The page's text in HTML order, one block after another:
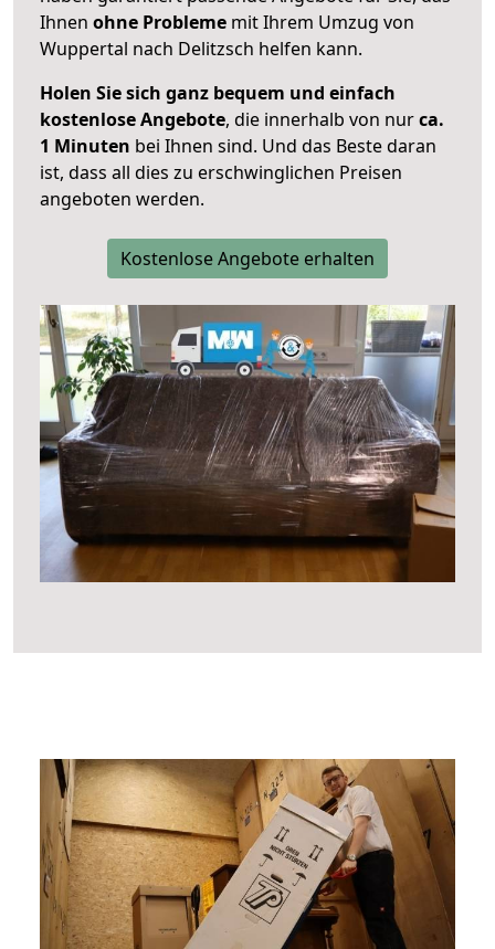
Ihnen ohne Probleme mit Ihrem Umzug von
Wuppertal nach Delitzsch helfen kann.
Holen Sie sich ganz bequem und einfach
kostenlose Angebote, die innerhalb von nurca.
1 Minuten bei Ihnen sind. Und das Beste daran
ist, dass all dies zu erschwinglichen Preisen
angeboten werden.
Kostenlose Angebote erhalten